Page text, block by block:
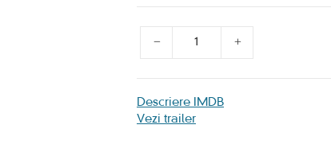
Descriere IMDB
Vezi trailer